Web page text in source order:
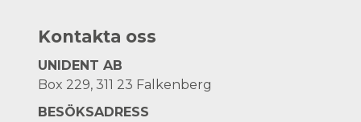
Kontakta oss
UNIDENT AB
Box 229, 311 23 Falkenberg
BESÖKSADRESS